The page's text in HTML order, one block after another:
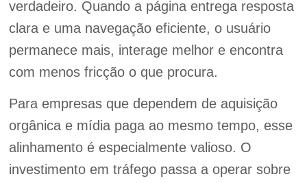
verdadeiro. Quando a página entrega resposta
clara e uma navegação eficiente, o usuário
permanece mais, interage melhor e encontra
com menos fricção o que procura.
Para empresas que dependem de aquisição
orgânica e mídia paga ao mesmo tempo, esse
alinhamento é especialmente valioso. O
investimento em tráfego passa a operar sobre